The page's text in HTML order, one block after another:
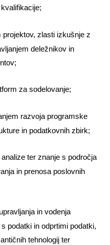
zlasti izkušnje z
deležnikov in
za sodelovanje;
razvoja programske
in podatkovnih zbirk;
ter znanje s področja
in prenosa poslovnih
in vodenja
podatki in odprtimi podatki,
tehnologij ter